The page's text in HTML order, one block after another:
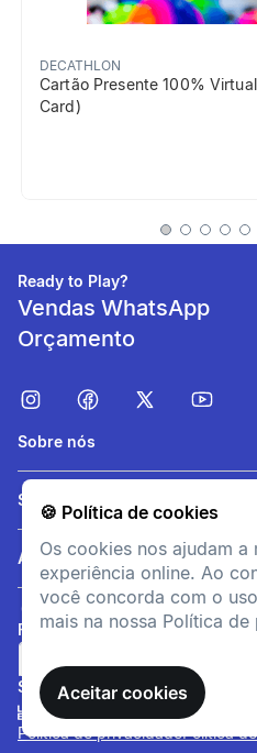
🍪 Política de cookies
Os cookies nos ajudam a
experiência online. Ao
você concorda com o
mais na nossa Política
Aceitar cookies
DECATHLON
Cartão Presente 100%
Card)
Ready to Play?
Vendas WhatsApp
Orçamento
Sobre nós
Serviços
Ajuda
FORMAS DE PAGAMENTO
SITE SEGURO
Política de privacidadePolítica